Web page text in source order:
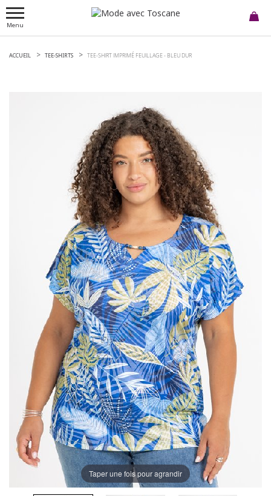
Menu
ACCUEIL TEE-SHIRTS TEE-SHIRT IMPRIMÉ FEUILLAGE - BLEU DUR
Taper une fois pour agrandir